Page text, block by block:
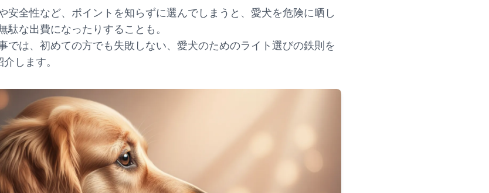
安全性など、ポイントを知らずに選んでしまうと、愛犬を危険に晒し
駄な出費になったりすることも。
では、初めての方でも失敗しない、愛犬のためのライト選びの鉄則を
します。